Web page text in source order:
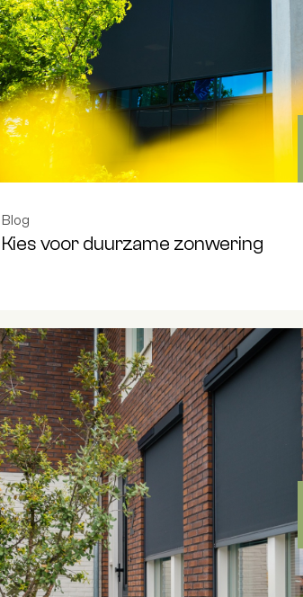
Blog
Kies voor duurzame zonwering
Blog